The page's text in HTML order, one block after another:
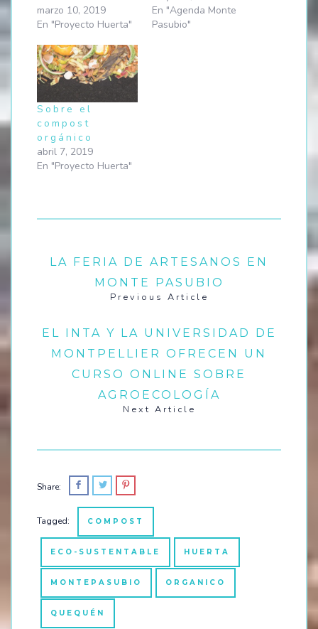
marzo 10, 2019
En "Proyecto Huerta"
En "Agenda Monte
Pasubio"
Sobre el
compost
orgánico
abril 7, 2019
En "Proyecto Huerta"
LA FERIA DE ARTESANOS EN
MONTE PASUBIO
Previous Article
EL INTA Y LA UNIVERSIDAD DE
MONTPELLIER OFRECEN UN
CURSO ONLINE SOBRE
AGROECOLOGÍA
Next Article
Share:
Tagged: COMPOST
ECO-SUSTENTABLE HUERTA
MONTEPASUBIO ORGANICO
QUEQUÉN